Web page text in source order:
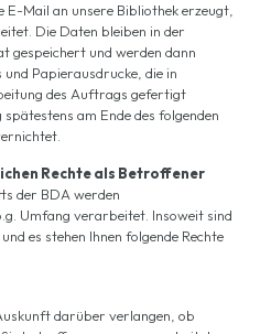
Mail an unsere Bibliothek erzeugt,
Die Daten bleiben in der
gespeichert und werden dann
Papierausdrucke, die in
des Auftrags gefertigt
am Ende des folgenden
Rechte als Betroffener
der BDA werden
Umfang verarbeitet. Insoweit sind
es stehen Ihnen folgende Rechte
darüber verlangen, ob